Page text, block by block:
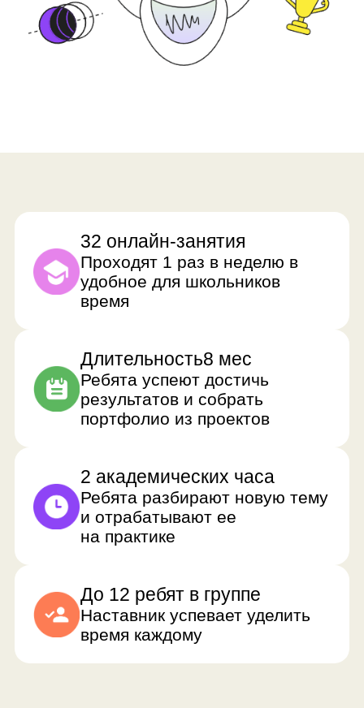
2 академических часа
Ребята разбирают новую тему
Наставник успевает уделить